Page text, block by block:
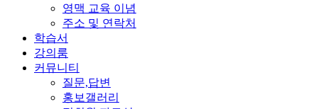
영맥 교육 이념
주소 및 연락처
학습서
강의룸
커뮤니티
질문,답변
홍보갤러리